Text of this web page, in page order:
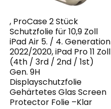
, ProCase 2 Stück
Schutzfolie für 10,9 Zoll
iPad Air 5. / 4. Generation
2022/2020, iPad Pro 11 Zoll
(4th / 3rd / 2nd / 1st)
Gen. 9H
Displayschutzfolie
Gehärtetes Glas Screen
Protector Folie –Klar